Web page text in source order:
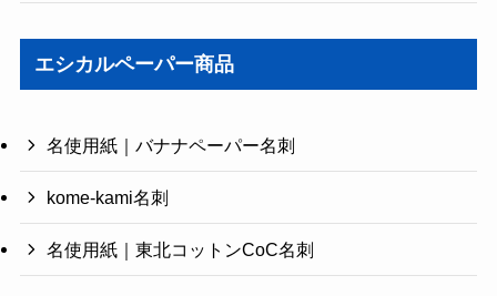
エシカルペーパー商品
名使用紙｜バナナペーパー名刺
kome-kami名刺
名使用紙｜東北コットンCoC名刺